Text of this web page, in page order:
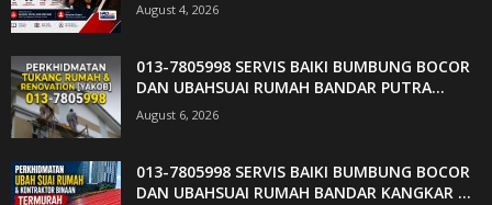
August 4, 2026
013-7805998 SERVIS BAIKI BUMBUNG BOCOR
DAN UBAHSUAI RUMAH BANDAR PUTRA...
August 6, 2026
013-7805998 SERVIS BAIKI BUMBUNG BOCOR
DAN UBAHSUAI RUMAH BANDAR KANGKAR ...